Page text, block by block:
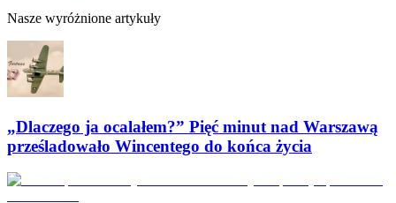
Nasze wyróżnione artykuły
„Dlaczego ja ocalałem?” Pięć minut nad Warszawą
prześladowało Wincentego do końca życia